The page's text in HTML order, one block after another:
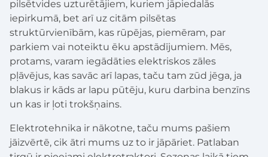
pilsētvides uzturētājiem, kuriem jāpiedalās
iepirkumā, bet arī uz citām pilsētas
struktūrvienībām, kas rūpējas, piemēram, par
parkiem vai noteiktu ēku apstādījumiem. Mēs,
protams, varam iegādāties elektriskos zāles
pļāvējus, kas savāc arī lapas, taču tam zūd jēga, ja
blakus ir kāds ar lapu pūtēju, kuru darbina benzīns
un kas ir ļoti trokšņains.
Elektrotehnika ir nākotne, taču mums pašiem
jāizvērtē, cik ātri mums uz to ir jāpāriet. Patlaban